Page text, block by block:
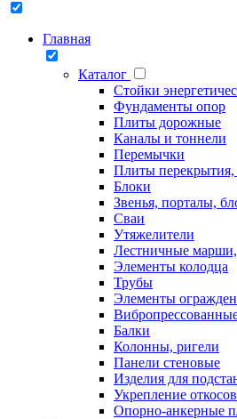
Главная
Каталог
Стойки
Фундаменты опор
Плиты дорожные
Каналы и тоннели
Перемычки
Плиты
Блоки
Звенья, порталы,
Сваи
Утяжелители
Лестничные
Элементы колодца
Трубы
Элементы
Балки
Колонны, ригели
Панели стеновые
Изделия для
Укрепление откосов
Опорно-анкерные